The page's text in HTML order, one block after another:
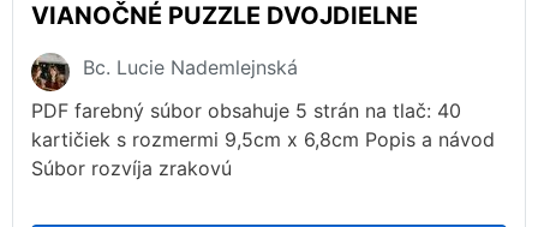
VIANOČNÉ PUZZLE DVOJDIELNE
Bc. Lucie Nademlejnská
PDF farebný súbor obsahuje 5 strán na tlač: 40
kartičiek s rozmermi 9,5cm x 6,8cm Popis a návod
Súbor rozvíja zrakovú